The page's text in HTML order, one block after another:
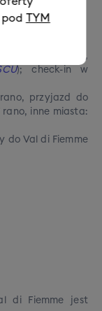
TYM
około 20-22,
); check-in w
przyjazd do
rano, inne miasta:
do Val di Fiemme
di Fiemme jest